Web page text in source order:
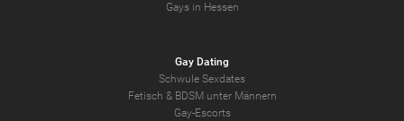
Gays in Hessen
Gay Dating
Schwule Sexdates
Fetisch & BDSM unter Männern
Gay-Escorts